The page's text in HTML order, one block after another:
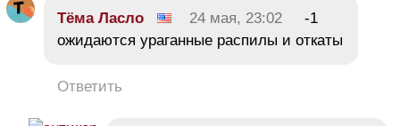
Тёма Ласло 24 мая, 23:02
-1
ожидаются ураганные распилы и откаты
Ответить